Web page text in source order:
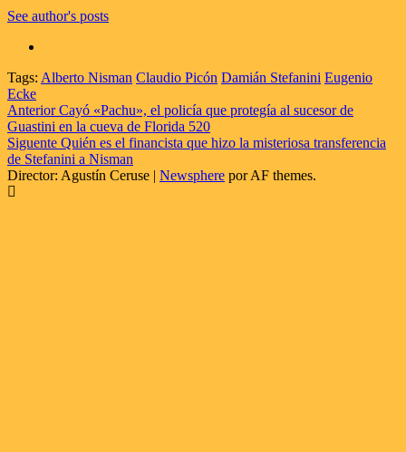
See author's posts
Tags: Alberto Nisman Claudio Picón Damián Stefanini Eugenio
Ecke
Navegación
de
entradas
AnteriorCayó «Pachu», el policía que protegía al sucesor de
Guastini en la cueva de Florida 520
Siguente Quién es el financista que hizo la misteriosa transferencia
de Stefanini a Nisman
Director: Agustín Ceruse | Newsphere por AF themes.